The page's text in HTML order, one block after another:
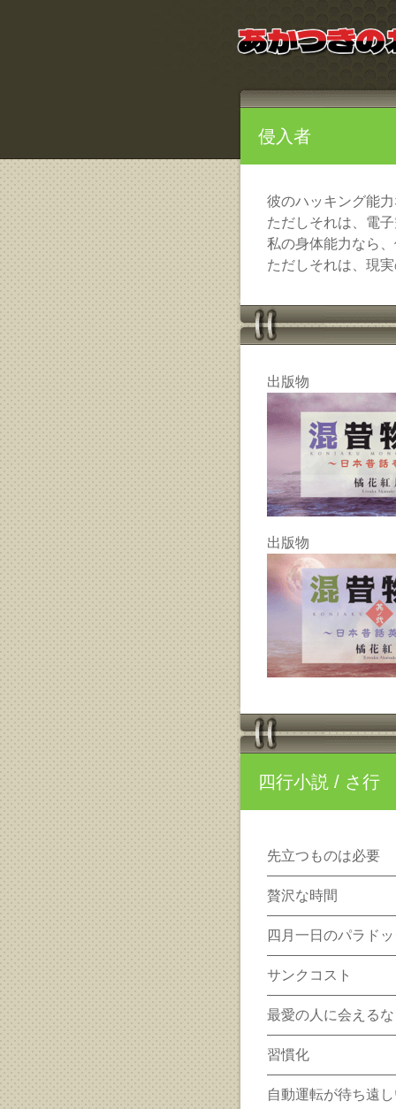
侵入者
彼のハッキング能
ただしそれは、電
私の身体能力なら
ただしそれは、現
出版物
出版物
四行小説 / さ行
先立つものは必要
贅沢な時間
四月一日のパラド
サンクコスト
最愛の人に会える
習慣化
自動運転が待ち遠